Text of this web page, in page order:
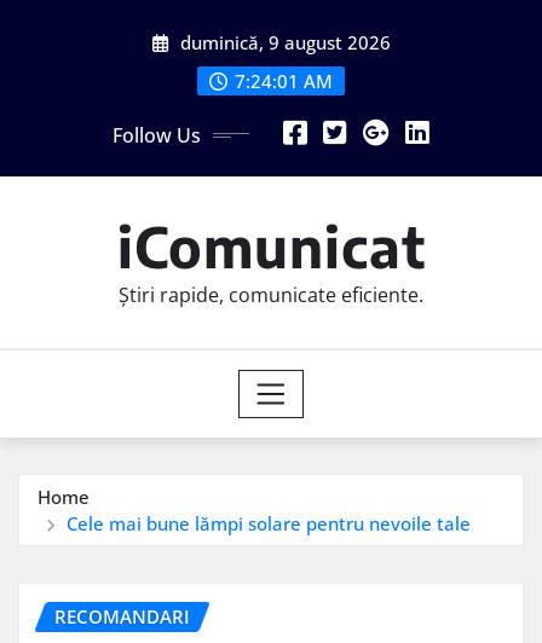
duminică, 9 august 2026
7:24:02 AM
Follow Us
iComunicat
Știri rapide, comunicate eficiente.
Home
Cele mai bune lămpi solare pentru nevoile tale
RECOMANDARI